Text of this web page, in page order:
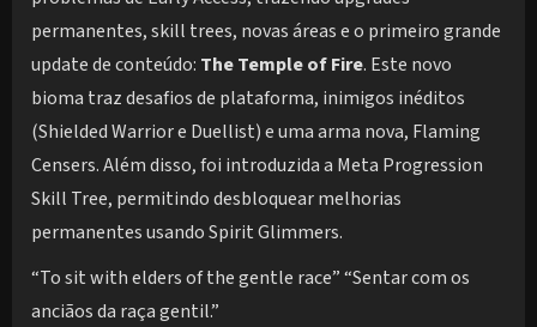
permanentes, skill trees, novas áreas e o primeiro grande
update de conteúdo: The Temple of Fire. Este novo
bioma traz desafios de plataforma, inimigos inéditos
(Shielded Warrior e Duellist) e uma arma nova, Flaming
Censers. Além disso, foi introduzida a Meta Progression
Skill Tree, permitindo desbloquear melhorias
permanentes usando Spirit Glimmers.
“To sit with elders of the gentle race” “Sentar com os
anciãos da raça gentil.”